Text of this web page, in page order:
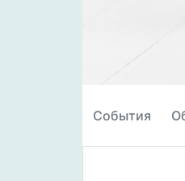
События